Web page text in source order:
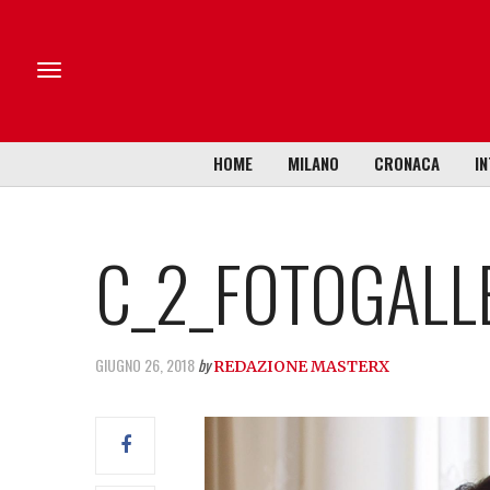
HOME MILANO CRONACA
GIUGNO 26, 2018by REDAZIONE MASTERX